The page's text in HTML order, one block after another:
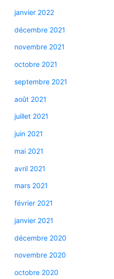
janvier 2022
décembre 2021
novembre 2021
octobre 2021
septembre 2021
août 2021
juillet 2021
juin 2021
mai 2021
avril 2021
mars 2021
février 2021
janvier 2021
décembre 2020
novembre 2020
octobre 2020